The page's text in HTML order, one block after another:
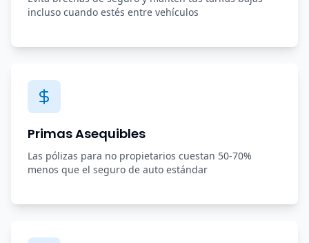
incluso cuando estés entre vehículos
Primas Asequibles
Las pólizas para no propietarios cuestan 50-70%
menos que el seguro de auto estándar